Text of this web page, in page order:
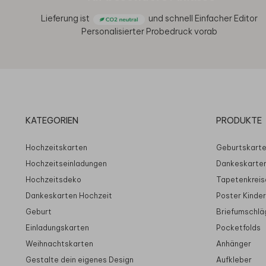
Lieferung ist und schnell Einfacher Editor
Personalisierter Probedruck vorab
KATEGORIEN
Hochzeitskarten
Hochzeitseinladungen
Hochzeitsdeko
Dankeskarten Hochzeit
Geburt
Einladungskarten
Weihnachtskarten
Gestalte dein eigenes Design
PRODUKTE
Poster
Pocketfolds
Anhänger
Aufkleber